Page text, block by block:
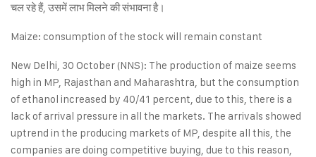
चल रहे हैं, उसमें लाभ मिलने की संभावना है।
Maize: consumption of the stock will remain constant
New Delhi, 30 October (NNS): The production of maize seems
high in MP, Rajasthan and Maharashtra, but the consumption
of ethanol increased by 40/41 percent, due to this, there is a
lack of arrival pressure in all the markets. The arrivals showed
uptrend in the producing markets of MP, despite all this, the
companies are doing competitive buying, due to this reason,